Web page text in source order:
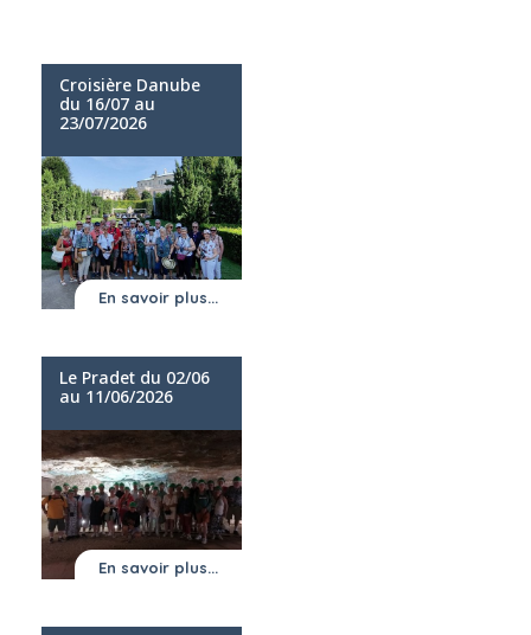
Croisière Danube
du 16/07 au
23/07/2026
En savoir plus...
Le Pradet du 02/06
au 11/06/2026
En savoir plus...